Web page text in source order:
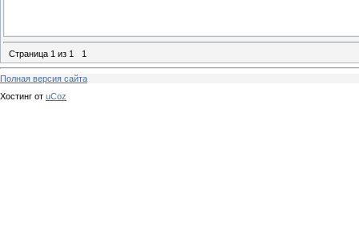
Страница 1 из 1 1
Полная версия сайта
Хостинг от uCoz